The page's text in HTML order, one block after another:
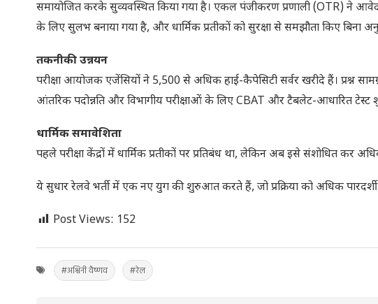
समायोजित करके सुव्यवस्थित किया गया है। एकल पंजीकरण प्रणाली (OTR) ने
के लिए सुलभ बनाया गया है, और धार्मिक प्रतीकों को सुरक्षा से समझौता किए बिना
तकनीकी उन्नयन
परीक्षा आयोजक एजेंसियों ने 5,500 से अधिक हाई-कैपेसिटी सर्वर खरीदे हैं। प्रश्न
आंतरिक पदोन्नति और विभागीय परीक्षाओं के लिए CBAT और टैबलेट-आधारित टेस्ट
धार्मिक समावेशिता
पहले परीक्षा केंद्रों में धार्मिक प्रतीकों पर प्रतिबंध था, लेकिन अब इसे संशोधित कर
ये सुधार रेलवे भर्ती में एक नए युग की शुरुआत करते हैं, जो प्रक्रिया को अधिक
Post Views: 152
#अश्विनी वैष्णव #रेल